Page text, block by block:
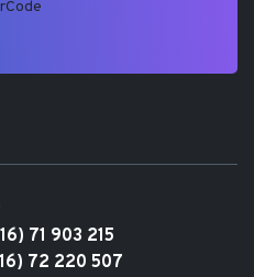
71 903 215
72 220 507